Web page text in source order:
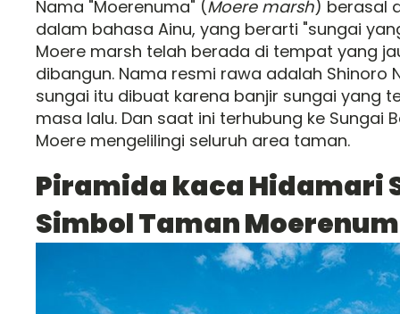
Nama "Moerenuma" (Moere marsh) berasal
dalam bahasa Ainu, yang berarti "sungai
Moere marsh telah berada di tempat yang
dibangun. Nama resmi rawa adalah Shinoro
sungai itu dibuat karena banjir sungai yang
masa lalu. Dan saat ini terhubung ke Sungai
Moere mengelilingi seluruh area taman.
Piramida kaca Hidamari
Simbol Taman